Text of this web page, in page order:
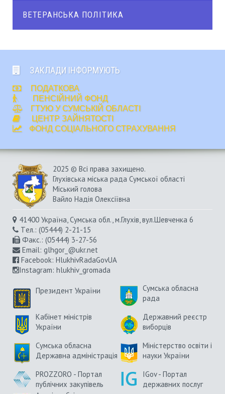
ВЕТЕРАНСЬКА ПОЛІТИКА
ЗАКЛАДИ ІНФОРМУЮТЬ
ПОДАТКОВА
ПЕНСІЙНИЙ ФОНД
ГТУЮ У СУМСЬКІЙ ОБЛАСТІ
ЦЕНТР ЗАЙНЯТОСТІ
ФОНД СОЦІАЛЬНОГО СТРАХУВАННЯ
2025 © Всі права захищено.
Глухівська міська рада Сумської області
Міський голова
Вайло Надія Олексіївна
41400 Україна, Сумська обл., м.Глухів, вул.Шевченка 6
Tел.: (05444) 2-21-15
Факс.: (05444) 3-27-56
Email: glhgor_@ukr.net
Facebook: HlukhivRadaGovUA
Instagram: hlukhiv_gromada
Президент України
Сумська обласна
рада
Кабінет міністрів
України
Державний реєстр
виборців
Сумська обласна
Державна адміністрація
Міністерство освіти і
науки України
PROZZORO - Портал
публічних закупівель
IGov - Портал
державних послуг